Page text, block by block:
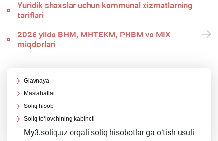
Yuridik shaхslar uchun kommunal хizmatlarning
tariflari
2026 yilda BHM, MHTEKM, PHBM va MIX
miqdorlari
Glavnaya
Maslahatlar
Soliq hisobi
Soliq toʻlovchining kabineti
My3.soliq.uz orqali soliq hisobotlariga oʻtish usuli